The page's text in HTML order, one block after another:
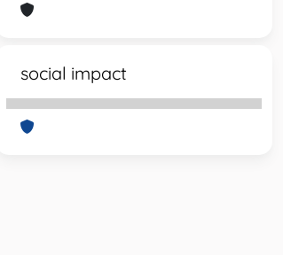
social impact